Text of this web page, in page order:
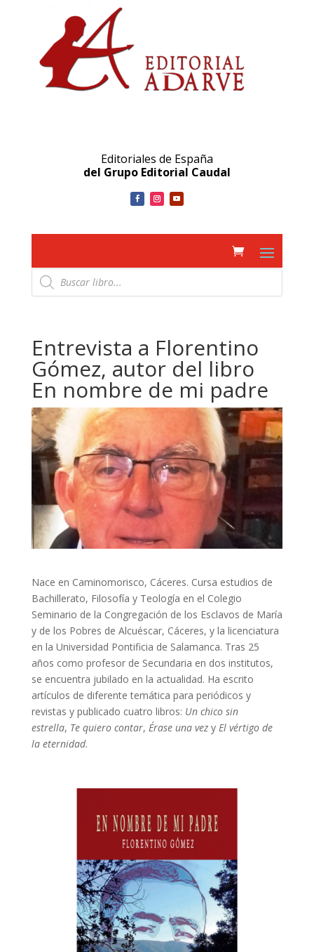
Editoriales de España
del Grupo Editorial Caudal
Búsqueda
de
productos
Entrevista a Florentino
Gómez, autor del libro
En nombre de mi padre
Nace en Caminomorisco, Cáceres. Cursa estudios de
Bachillerato, Filosofía y Teología en el Colegio
Seminario de la Congregación de los Esclavos de María
y de los Pobres de Alcuéscar, Cáceres, y la licenciatura
en la Universidad Pontificia de Salamanca. Tras 25
años como profesor de Secundaria en dos institutos,
se encuentra jubilado en la actualidad. Ha escrito
artículos de diferente temática para periódicos y
revistas y publicado cuatro libros: Un chico sin
estrella, Te quiero contar, Érase una vezy El vértigo de
la eternidad.